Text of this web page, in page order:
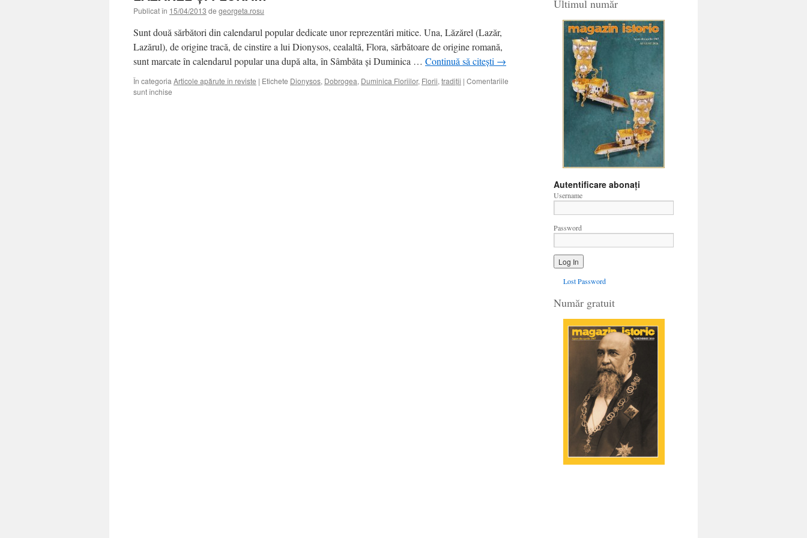
Publicat în 15/04/2013 de georgeta.rosu
Sunt două sărbători din calendarul popular dedicate unor reprezentări mitice. Una, Lăzărel (Lazăr,
Lazărul), de origine tracă, de cinstire a lui Dionysos, cealaltă, Flora, sărbătoare de origine romană,
sunt marcate în calendarul popular una după alta, în Sâmbăta şi Duminica … Continuă să citești →
În categoria Articole apărute în reviste | Etichete Dionysos, Dobrogea, Duminica Floriilor, Florii, tradiţii | Comentariile
sunt închise
Ultimul număr
Autentificare abonați
Username
Password
Lost Password
Număr gratuit